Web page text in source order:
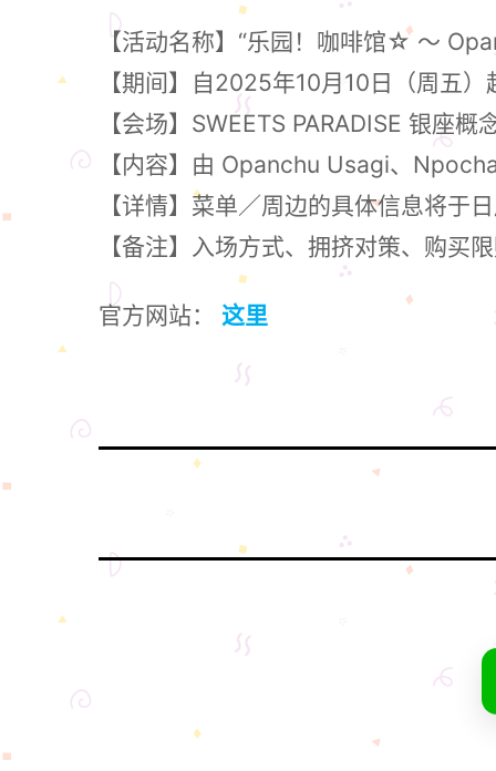
【活动名称】“乐园！咖啡馆☆ ～
【期间】自2025年10月10日（周五
【会场】SWEETS PARADISE 银座
【内容】由 Opanchu Usagi、
【详情】菜单／周边的具体信息将于
【备注】入场方式、拥挤对策、购买
官方网站： 这里